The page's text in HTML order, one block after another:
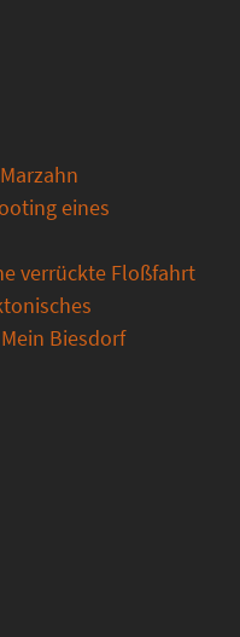
eines
verrückte Floßfahrt
Mein Biesdorf